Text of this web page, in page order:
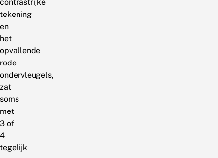
contrastrijke
tekening
en
het
opvallende
rode
ondervleugels,
zat
soms
met
3 of
4
tegelijk